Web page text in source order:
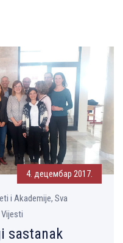
4. децембар 2017.
i Akademije, Sva
sastanak